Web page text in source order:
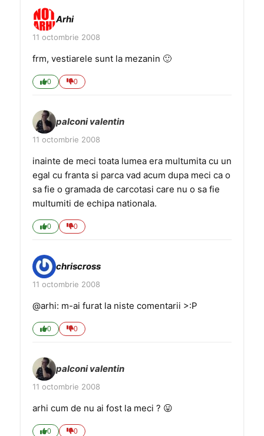
Arhi
11 octombrie 2008
frm, vestiarele sunt la mezanin 🙂
0 0
palconi valentin
11 octombrie 2008
inainte de meci toata lumea era multumita cu un
egal cu franta si parca vad acum dupa meci ca o
sa fie o gramada de carcotasi care nu o sa fie
multumiti de echipa nationala.
0 0
chriscross
11 octombrie 2008
@arhi: m-ai furat la niste comentarii >:P
0 0
palconi valentin
11 octombrie 2008
arhi cum de nu ai fost la meci ? 😛
0 0